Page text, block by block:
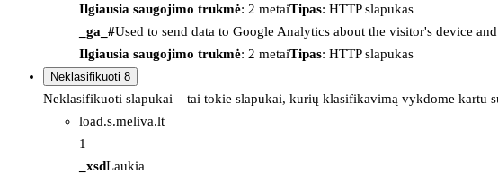
Ilgiausia saugojimo trukmė: 2 metaiTipas: HTTP slapukas
_ga_#Used to send data to Google Analytics about the visitor's device
Ilgiausia saugojimo trukmė: 2 metaiTipas: HTTP slapukas
Neklasifikuoti 8
Neklasifikuoti slapukai – tai tokie slapukai, kurių klasifikavimą vykdome kartu
load.s.meliva.lt
1
_xsdLaukia